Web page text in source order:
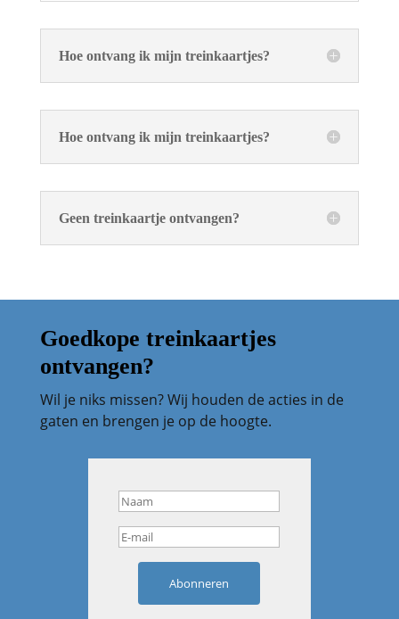
Hoe ontvang ik mijn treinkaartjes?
Hoe ontvang ik mijn treinkaartjes?
Geen treinkaartje ontvangen?
Goedkope treinkaartjes
ontvangen?
Wil je niks missen? Wij houden de acties in de
gaten en brengen je op de hoogte.
Abonneren